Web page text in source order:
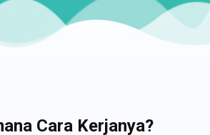
Cara Kerjanya?